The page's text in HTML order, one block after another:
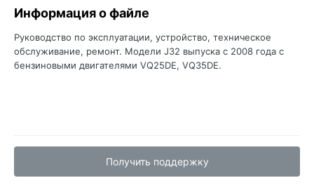
Информация о файле
Руководство по эксплуатации, устройство, техническое
обслуживание, ремонт. Модели J32 выпуска с 2008 года с
бензиновыми двигателями VQ25DE, VQ35DE.
Получить поддержку